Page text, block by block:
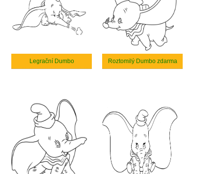
Legrační Dumbo Roztomilý Dumbo zdarma